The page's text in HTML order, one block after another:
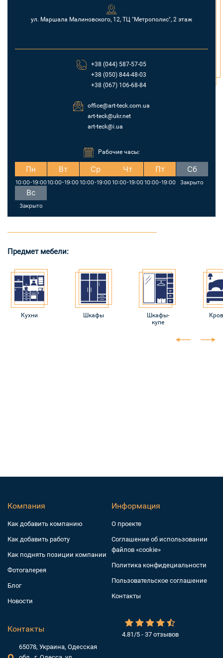
ул. Маршала Малиновского, 12, ТЦ "Метрополис", 2 этаж
+38 (044) 587-57-05
+38 (050) 844-48-03
+38 (067) 106-68-84
office@art-teck.com.ua
art-teck@ukr.net
art-teck@i.ua
Рабочие часы:
Пн
10:00-19:00
Вт
10:00-19:00
Ср
10:00-19:00
Чт
10:00-19:00
Пт
10:00-19:00
Сб
Закрыто
Вс
Закрыто
Предмет мебели:
Кухни Шкафы
Шкафы-
купе
4.81/5 - 37 отзывов
Компания
Как добавить компанию
Как добавить работу
Как поднять позиции компании
Фотогалерея
Блог
Новости
Информация
О проекте
Соглашение об использовании
файлов «cookie»
Политика конфидециальности
Пользовательское соглашение
Контакты
Контакты
65078, Украина, Одесская